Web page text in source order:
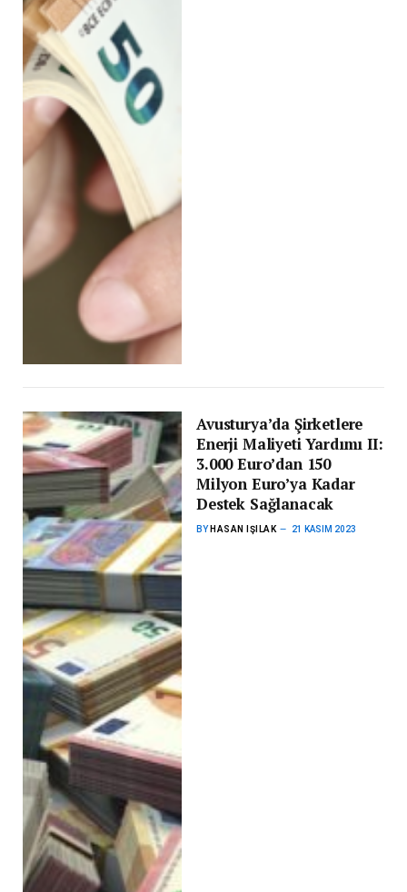
Avusturya’da Şirketlere
Enerji Maliyeti Yardımı II:
3.000 Euro’dan 150
Milyon Euro’ya Kadar
Destek Sağlanacak
BY HASAN IŞILAK 21 KASIM 2023